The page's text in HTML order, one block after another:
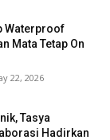
Waterproof
Mata Tetap On
22, 2026
Tasya
Hadirkan